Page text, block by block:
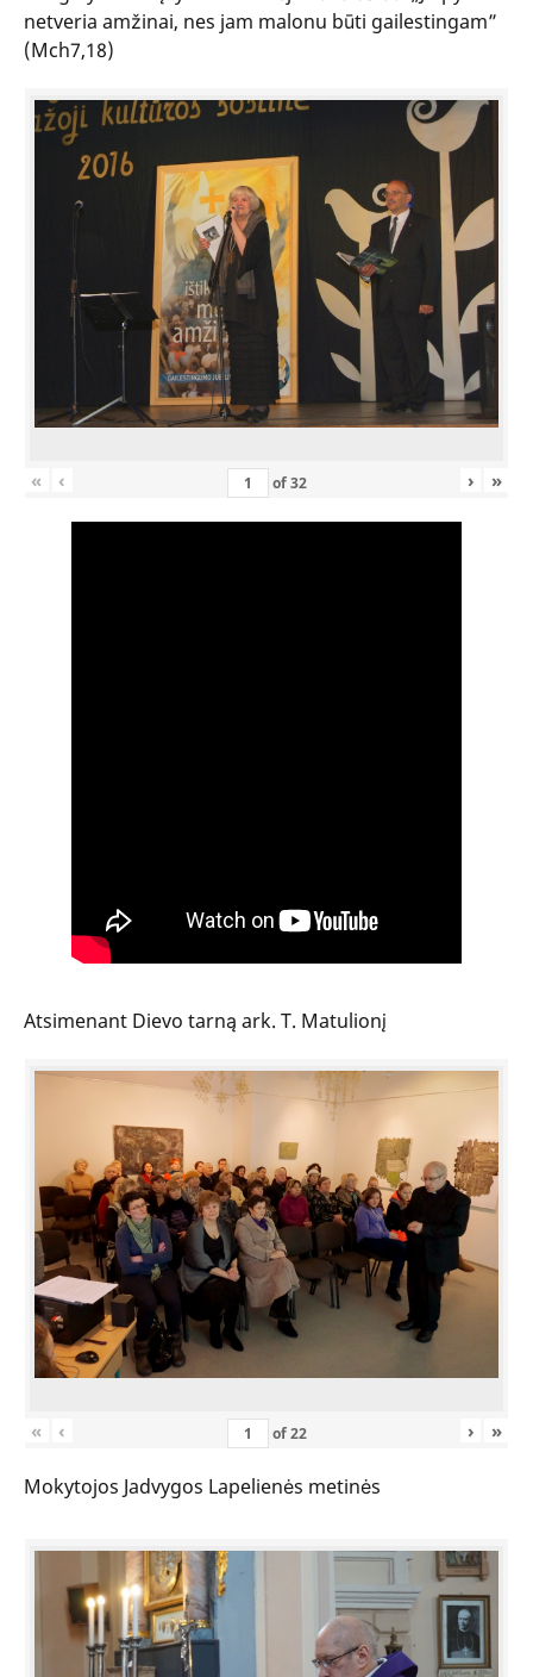
netveria amžinai, nes jam malonu būti gailestingam”
(Mch7,18)
« ‹ of32 › »
Atsimenant Dievo tarną ark. T. Matulionį
« ‹ of22 › »
Mokytojos Jadvygos Lapelienės metinės